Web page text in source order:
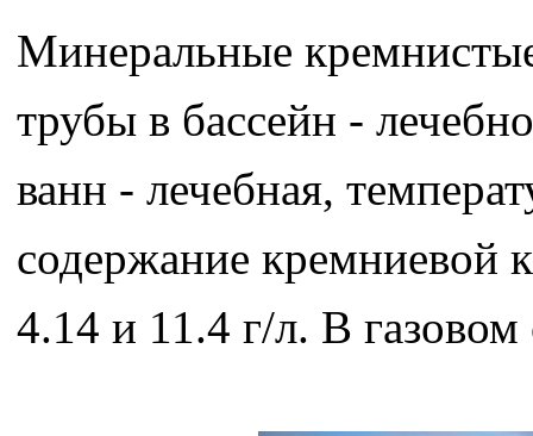
Минеральные
трубы в бассейн -
ванн - лечебная,
содержание кремниевой
4.14 и 11.4 г/л. В газовом